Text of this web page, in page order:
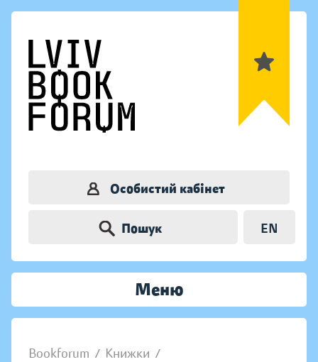
Особистий кабінет
Пошук EN
Меню
Bookforum / Книжки /